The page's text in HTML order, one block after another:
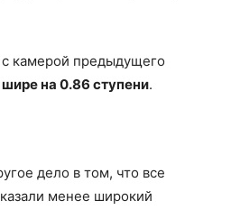
камерой предыдущего
шире на 0.86 ступени.
дело в том, что все
менее широкий